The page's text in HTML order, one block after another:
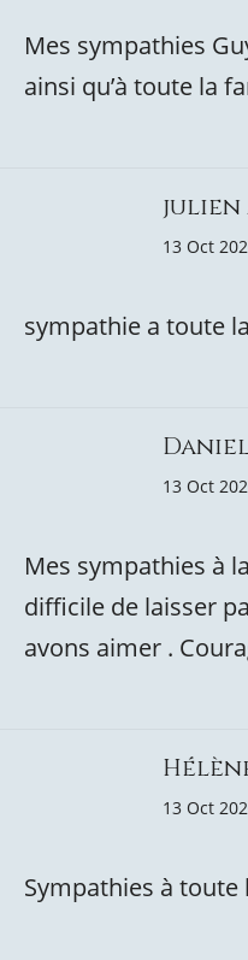
Mes sympathies
ainsi qu’à toute la
julien
13 Oct
sympathie a toute
13 Oct
Mes sympathies à
difficile de laisser
avons aimer .
13 Oct
Sympathies à toute